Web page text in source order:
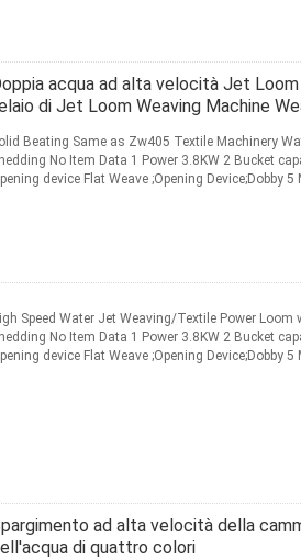
acqua ad alta velocità Jet
di Jet Loom Weaving Machine
Beating Same as Zw405 Textile Machinery
No Item Data 1 Power 3.8KW 2 Bucket
device Flat Weave ;Opening Device;Dobby
Speed Water Jet Weaving/Textile Power
No Item Data 1 Power 3.8KW 2 Bucket
device Flat Weave ;Opening Device;Dobby
ad alta velocità della
di quattro colori